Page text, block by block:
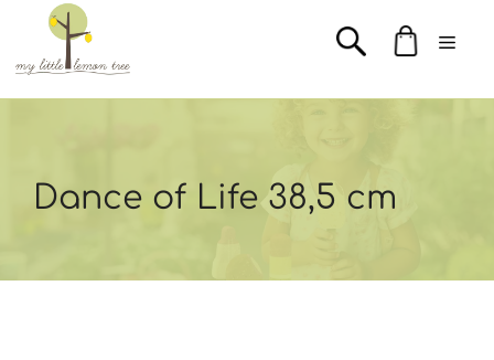
Μετάβαση
περιεχόμενο
Dance of Life 38,5 cm